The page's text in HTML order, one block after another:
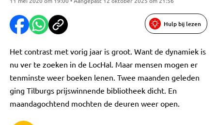
Hulp bij lezen
Het contrast met vorig jaar is groot. Want de dynamiek is
nu ver te zoeken in de LocHal. Maar mensen mogen er
tenminste weer boeken lenen. Twee maanden geleden
ging Tilburgs prijswinnende bibliotheek dicht. En
maandagochtend mochten de deuren weer open.